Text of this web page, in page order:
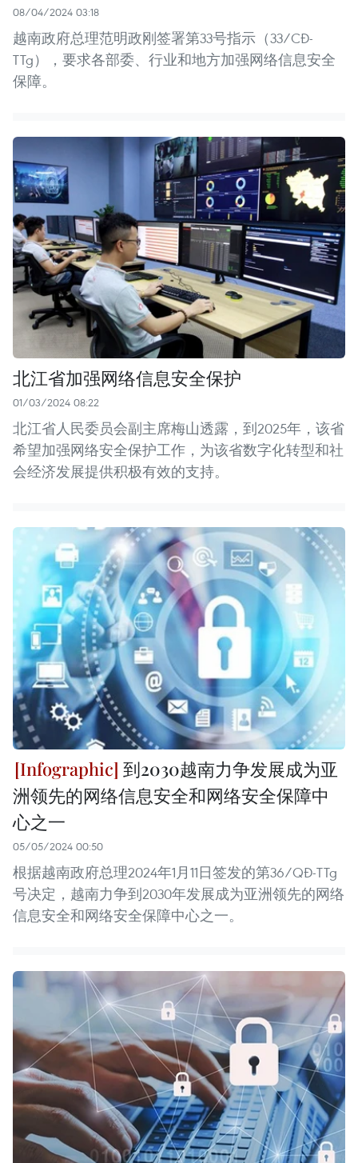
08/04/2024 03:18
越南政府总理范明政刚签署第33号指示（33/CĐ-
TTg），要求各部委、行业和地方加强网络信息安全
保障。
北江省加强网络信息安全保护
01/03/2024 08:22
北江省人民委员会副主席梅山透露，到2025年，该省
希望加强网络安全保护工作，为该省数字化转型和社
会经济发展提供积极有效的支持。
到2030越南力争发展成为亚
洲领先的网络信息安全和网络安全保障中
心之一
05/05/2024 00:50
根据越南政府总理2024年1月11日签发的第36/QĐ-TTg
号决定，越南力争到2030年发展成为亚洲领先的网络
信息安全和网络安全保障中心之一。